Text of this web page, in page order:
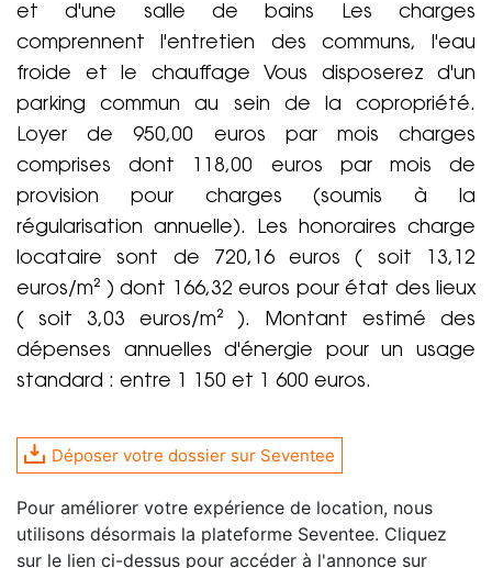
et d'une salle de bains Les charges
comprennent l'entretien des communs, l'eau
froide et le chauffage Vous disposerez d'un
parking commun au sein de la copropriété.
Loyer de 950,00 euros par mois charges
comprises dont 118,00 euros par mois de
provision pour charges (soumis à la
régularisation annuelle). Les honoraires charge
locataire sont de 720,16 euros ( soit 13,12
euros/m² ) dont 166,32 euros pour état des lieux
( soit 3,03 euros/m² ). Montant estimé des
dépenses annuelles d'énergie pour un usage
standard : entre 1 150 et 1 600 euros.
Déposer votre dossier sur Seventee
Pour améliorer votre expérience de location, nous
utilisons désormais la plateforme Seventee. Cliquez
sur le lien ci-dessus pour accéder à l'annonce sur